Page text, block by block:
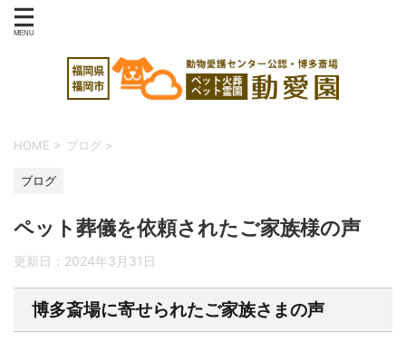
HOME > ブログ >
ブログ
ペット葬儀を依頼されたご家族様の声
更新日： 2024年3月31日
博多斎場に寄せられたご家族さまの声